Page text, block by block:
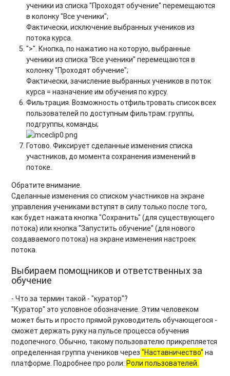
ученики из списка "Проходят обучение" перемещаются
в колонку "Все ученики";
Фактически, исключение выбранных учеников из
потока курса.
">". Кнопка, по нажатию на которую, выбранные
ученики из списка "Все ученики" перемещаются в
колонку "Проходят обучение";
Фактически, зачисление выбранных учеников в поток
курса = назначение им обучения по курсу.
Фильтрация. Возможность отфильтровать список всех
пользователей по доступным фильтрам: группы,
подгруппы, команды;
Готово. Фиксирует сделанные изменения списка
участников, до момента сохранения изменений в
потоке.
Обратите внимание.
Сделанные изменения со списком участников на экране
управления учениками вступят в силу только после того,
как будет нажата кнопка "Сохранить" (для существующего
потока) или кнопка "Запустить обучение" (для нового
создаваемого потока) на экране изменения настроек
потока.
Выбираем помощников и ответственных за
обучение
- Что за термин такой - "куратор"?
"Куратор" это условное обозначение. Этим человеком
может быть и просто прямой руководитель обучающегося -
сможет держать руку на пульсе процесса обучения
подопечного. Обычно, такому пользователю прикрепляется
определенная группа учеников через "Наставничество" на
платформе. Подробнее про роли: Роли пользователей.